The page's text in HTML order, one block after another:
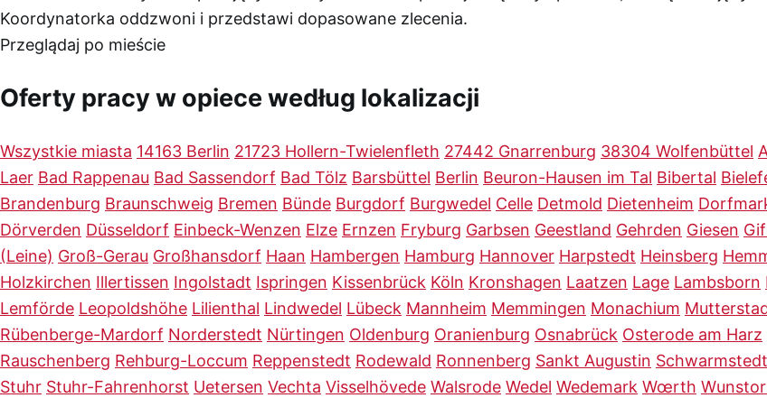
Koordynatorka oddzwoni i przedstawi dopasowane zlecenia.
Przeglądaj po mieście
Oferty pracy w opiece według lokalizacji
Wszystkie miasta 14163 Berlin 21723 Hollern-Twielenfleth 27442 Gnarrenburg 38304 Wolfenbüttel
Laer Bad Rappenau Bad Sassendorf Bad Tölz Barsbüttel Berlin Beuron-Hausen im Tal Bibertal
Brandenburg Braunschweig Bremen Bünde Burgdorf Burgwedel Celle Detmold Dietenheim
Dörverden Düsseldorf Einbeck-Wenzen Elze Ernzen Fryburg Garbsen Geestland Gehrden Giesen
(Leine) Groß-Gerau Großhansdorf Haan Hambergen Hamburg Hannover Harpstedt Heinsberg
Holzkirchen Illertissen Ingolstadt Ispringen Kissenbrück Köln Kronshagen Laatzen Lage Lambsborn
Lemförde Leopoldshöhe Lilienthal Lindwedel Lübeck Mannheim Memmingen Monachium
Rübenberge-Mardorf Norderstedt Nürtingen Oldenburg Oranienburg Osnabrück Osterode am Harz
Rauschenberg Rehburg-Loccum Reppenstedt Rodewald Ronnenberg Sankt Augustin Schwarmstedt
Stuhr Stuhr-Fahrenhorst Uetersen Vechta Visselhövede Walsrode Wedel Wedemark Wœrth